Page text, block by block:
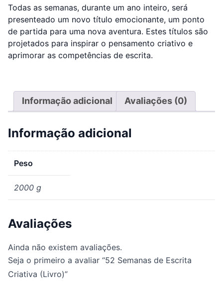
Todas as semanas, durante um ano inteiro, será
presenteado um novo título emocionante, um ponto
de partida para uma nova aventura. Estes títulos são
projetados para inspirar o pensamento criativo e
aprimorar as competências de escrita.
Informação adicional Avaliações (0)
Informação adicional
Peso
2000 g
Avaliações
Ainda não existem avaliações.
Seja o primeiro a avaliar “52 Semanas de Escrita
Criativa (Livro)”